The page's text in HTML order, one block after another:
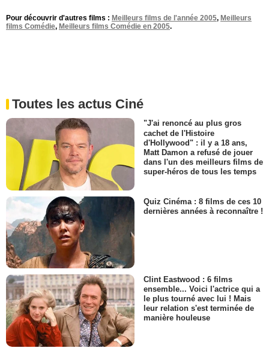
Pour découvrir d'autres films : Meilleurs films de l'année 2005, Meilleurs
films Comédie, Meilleurs films Comédie en 2005.
Toutes les actus Ciné
"J'ai renoncé au plus gros
cachet de l'Histoire
d'Hollywood" : il y a 18 ans,
Matt Damon a refusé de jouer
dans l'un des meilleurs films de
super-héros de tous les temps
Quiz Cinéma : 8 films de ces 10
dernières années à reconnaître !
Clint Eastwood : 6 films
ensemble... Voici l'actrice qui a
le plus tourné avec lui ! Mais
leur relation s'est terminée de
manière houleuse